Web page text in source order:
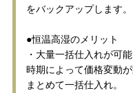
をバックアップします。
●恒温高湿のメリット
・大量一括仕入れが可
時期によって価格変動
まとめて一括仕入れ。